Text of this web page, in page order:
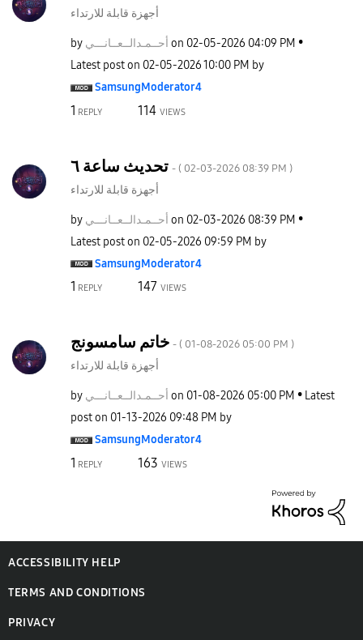
أجهزة قابلة للارتداء
by أحــمـدالــعــانـــي on ‎02-05-2026 04:09 PM
Latest post on ‎02-05-202610:00 PM by
SamsungModerator4
1 REPLY 114 VIEWS
تحديث ساعة ٦ - ( ‎02-03-2026 08:39 PM )
أجهزة قابلة للارتداء
by أحــمـدالــعــانـــي on ‎02-03-2026 08:39 PM
Latest post on ‎02-05-2026 09:59 PM by
SamsungModerator4
1 REPLY 147 VIEWS
خاتم سامسونج - ( ‎01-08-2026 05:00 PM )
أجهزة قابلة للارتداء
by أحــمـدالــعــانـــي on ‎01-08-2026 05:00 PM
Latest
post on ‎01-13-2026 09:48 PM by
SamsungModerator4
1 REPLY 163 VIEWS
ACCESSIBILITY HELP
TERMS AND CONDITIONS
PRIVACY